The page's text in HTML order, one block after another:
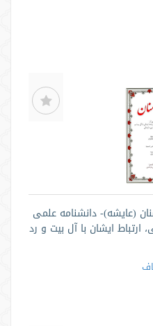
(عایشه)- دانشنامه علمی
ارتباط ایشان با آل بیت و رد